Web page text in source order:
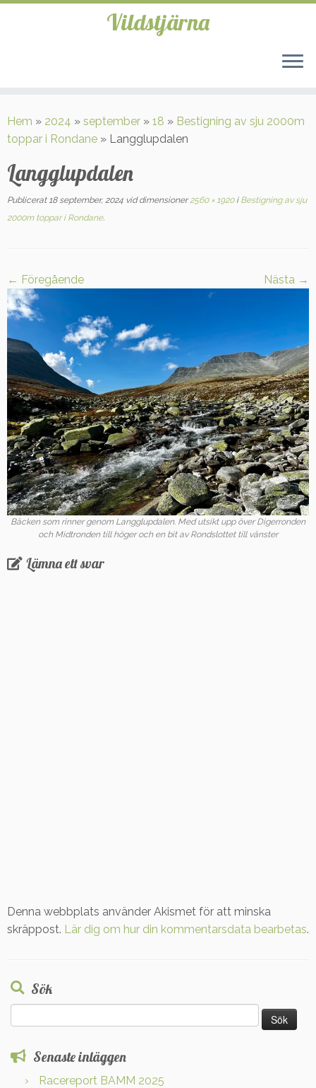
till
innehåll
Vildstjärna
Hem » 2024 » september » 18 » Bestigning av sju 2000m
toppar i Rondane » Langglupdalen
Langglupdalen
Publicerat 18 september, 2024 vid dimensioner2560 × 1920iBestigning av sju
2000m toppar i Rondane.
← Föregående Nästa →
Bäcken som rinner genom Langglupdalen. Med utsikt upp över Digerronden
och Midtronden till höger och en bit av Rondslottet till vänster
Lämna ett svar
Denna webbplats använder Akismet för att minska
skräppost. Lär dig om hur din kommentarsdata bearbetas.
Sök
efter:
Senaste inläggen
Racereport BAMM 2025